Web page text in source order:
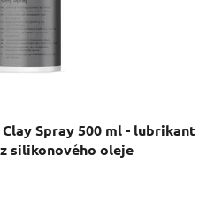
Clay Spray 500 ml - lubrikant
silikonového oleje